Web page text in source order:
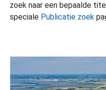
zoek naar een bepaalde
speciale Publicatie zoek